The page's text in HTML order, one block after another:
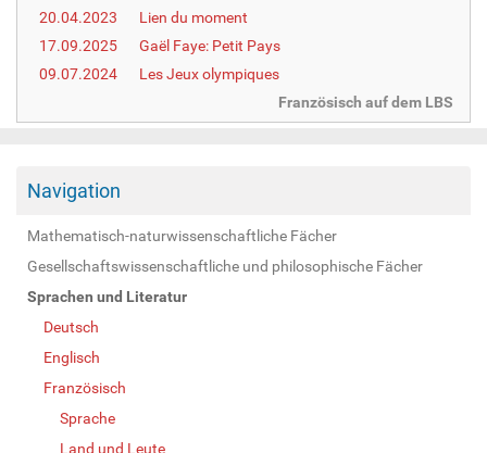
e
:
20.04.2023
Lien du moment
17.09.2025
Gaël Faye: Petit Pays
09.07.2024
Les Jeux olympiques
Französisch auf dem LBS
Navigation
Mathematisch-naturwissenschaftliche Fächer
Gesellschaftswissenschaftliche und philosophische Fächer
Sprachen und Literatur
Deutsch
Englisch
Französisch
Sprache
Land und Leute